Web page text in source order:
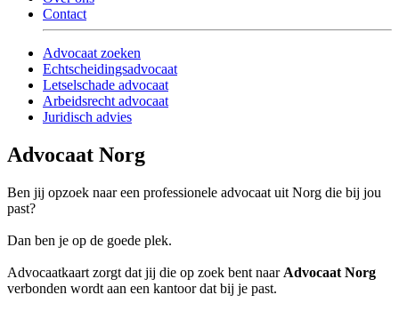
Contact
Advocaat zoeken
Echtscheidingsadvocaat
Letselschade advocaat
Arbeidsrecht advocaat
Juridisch advies
Advocaat Norg
Ben jij opzoek naar een professionele advocaat uit Norg die bij jou
past?
Dan ben je op de goede plek.
Advocaatkaart zorgt dat jij die op zoek bent naar Advocaat Norg
verbonden wordt aan een kantoor dat bij je past.